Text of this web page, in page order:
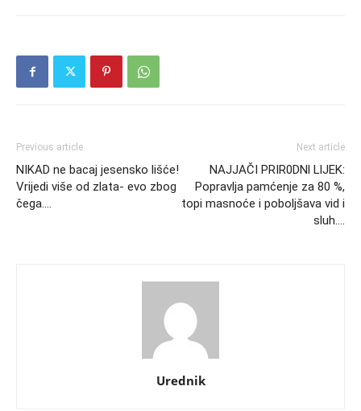
Previous article
NIKAD ne bacaj jesensko lišće!
Vrijedi više od zlata- evo zbog
čega….
Next article
NAJJAČI PRIR0DNl LlJEK:
Popravlja pamćenje za 80 %,
topi masnoće i poboljšava vid i
sluh….
Urednik